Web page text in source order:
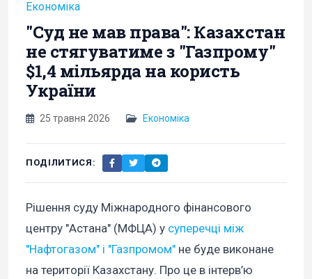
Економіка
"Суд не мав права": Казахстан
не стягуватиме з "Газпрому"
$1,4 мільярда на користь
України
25 травня 2026 Економіка
ПОДІЛИТИСЯ:
Рішення суду Міжнародного фінансового
центру "Астана" (МФЦА) у суперечці між
"Нафтогазом" і "Газпромом" не буде виконане
на території Казахстану. Про це в інтерв’ю